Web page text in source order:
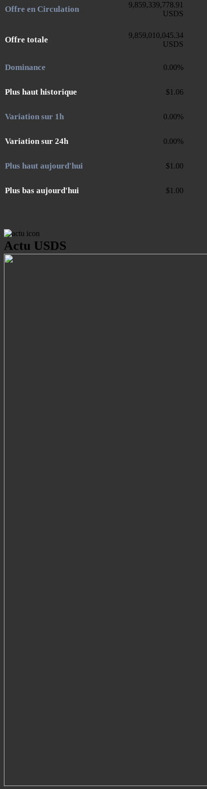
Offre en Circulation
9,859,339,778.91
USDS
Offre totale
9,859,010,045.34
USDS
Dominance 0.00%
Plus haut historique $1.06
Variation sur 1h 0.00%
Variation sur 24h 0.00%
Plus haut aujourd'hui $1.00
Plus bas aujourd'hui $1.00
Actu USDS